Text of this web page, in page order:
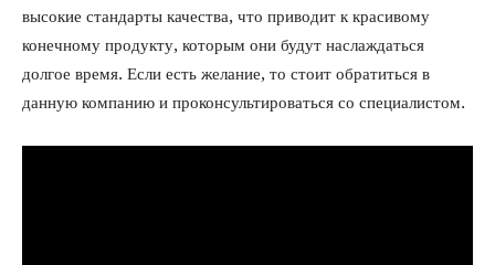
высокие стандарты качества, что приводит к красивому
конечному продукту, которым они будут наслаждаться
долгое время. Если есть желание, то стоит обратиться в
данную компанию и проконсультироваться со специалистом.